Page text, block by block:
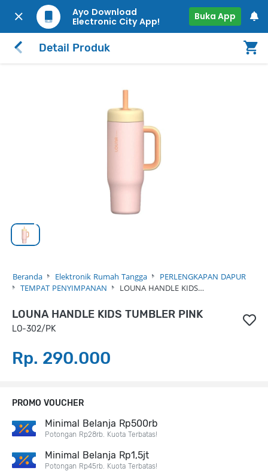
Ayo Download
Electronic City App!
Buka App
Detail Produk
Beranda Elektronik Rumah Tangga
PERLENGKAPAN DAPUR
TEMPAT PENYIMPANAN
LOUNA HANDLE KIDS…
LOUNA HANDLE KIDS TUMBLER PINK
LO-302/PK
Rp. 290.000
PROMO VOUCHER
Minimal Belanja Rp500rb
Potongan Rp28rb. Kuota Terbatas!
Minimal Belanja Rp1,5jt
Potongan Rp45rb. Kuota Terbatas!